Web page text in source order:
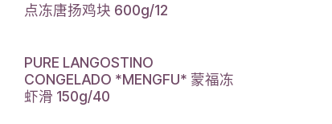
点冻唐扬鸡块 600g/12
PURE LANGOSTINO
CONGELADO *MENGFU* 蒙福冻
虾滑 150g/40